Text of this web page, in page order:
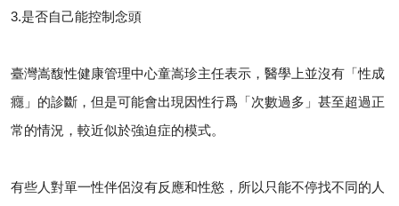
3.是否自己能控制念頭
臺灣嵩馥性健康管理中心童嵩珍主任表示，醫學上並沒有「性成
癮」的診斷，但是可能會出現因性行爲「次數過多」甚至超過正
常的情況，較近似於強迫症的模式。
有些人對單一性伴侶沒有反應和性慾，所以只能不停找不同的人